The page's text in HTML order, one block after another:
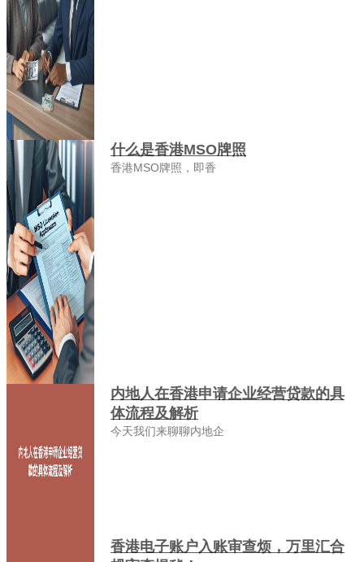
什么是香港MSO牌照
香港MSO牌照，即香
内地人在香港申请企业经营贷款的具
体流程及解析
今天我们来聊聊内地企
香港电子账户入账审查烦，万里汇合